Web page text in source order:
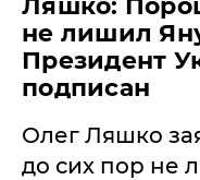
Ляшко:
не лишил
Президент
подписан
Олег Ляшко
до сих пор не